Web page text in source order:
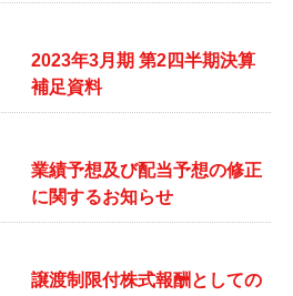
2023年3月期 第2四半期決算
補足資料
業績予想及び配当予想の修正
に関するお知らせ
譲渡制限付株式報酬としての